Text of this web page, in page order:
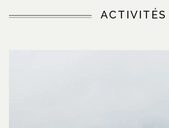
ACTIVITÉS